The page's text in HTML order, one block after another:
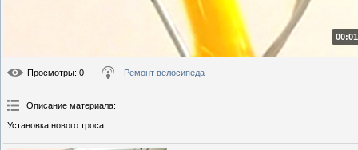
Просмотры: 0 Ремонт велосипеда
Описание материала:
Установка нового троса.